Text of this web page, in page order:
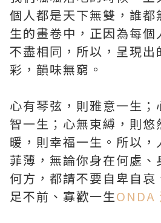
個人都是天下無雙，誰都
生的畫卷中，正因為每個
不盡相同，所以，呈現出
彩，韻味無窮。
心有琴弦，則雅意一生；
智一生；心無束縛，則悠
暖，則幸福一生。所以，
菲薄，無論你身在何處、
何方，都請不要自卑自哀
足不前、寡歡一生ONDA